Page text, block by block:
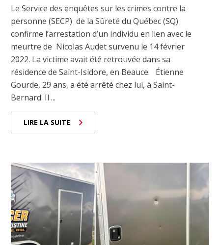
Le Service des enquêtes sur les crimes contre la
personne (SECP) de la Sûreté du Québec (SQ)
confirme l’arrestation d’un individu en lien avec le
meurtre de Nicolas Audet survenu le 14 février
2022. La victime avait été retrouvée dans sa
résidence de Saint-Isidore, en Beauce. Étienne
Gourde, 29 ans, a été arrêté chez lui, à Saint-
Bernard. Il ...
LIRE LA SUITE